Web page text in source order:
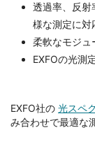
透過率、反射
様な測定に対
柔軟なモジュ
EXFOの光測
EXFO社の 光スペ
み合わせで最適な